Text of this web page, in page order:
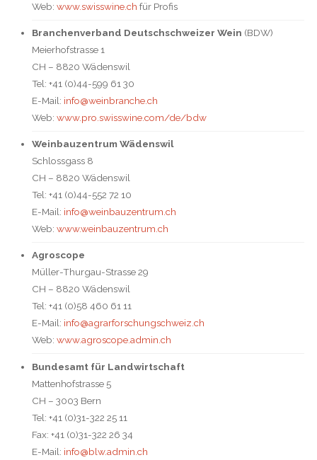
Web: www.swisswine.ch für Profis
Branchenverband Deutschschweizer Wein (BDW)
Meierhofstrasse 1
CH – 8820 Wädenswil
Tel: +41 (0)44-599 61 30
E-Mail: info@weinbranche.ch
Web: www.pro.swisswine.com/de/bdw
Weinbauzentrum Wädenswil
Schlossgass 8
CH – 8820 Wädenswil
Tel: +41 (0)44-552 72 10
E-Mail: info@weinbauzentrum.ch
Web: www.weinbauzentrum.ch
Agroscope
Müller-Thurgau-Strasse 29
CH – 8820 Wädenswil
Tel: +41 (0)58 460 61 11
E-Mail: info@agrarforschungschweiz.ch
Web: www.agroscope.admin.ch
Bundesamt für Landwirtschaft
Mattenhofstrasse 5
CH – 3003 Bern
Tel: +41 (0)31-322 25 11
Fax: +41 (0)31-322 26 34
E-Mail: info@blw.admin.ch